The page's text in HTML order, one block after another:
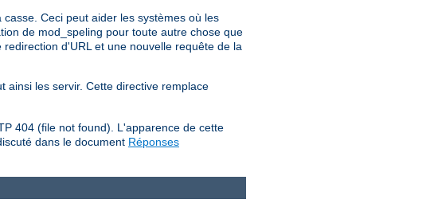
Ceci peut aider les systèmes où les
de mod_speling pour toute autre chose que
d'URL et une nouvelle requête de la
ainsi les servir. Cette directive remplace
404 (file not found). L'apparence de cette
dans le document Réponses